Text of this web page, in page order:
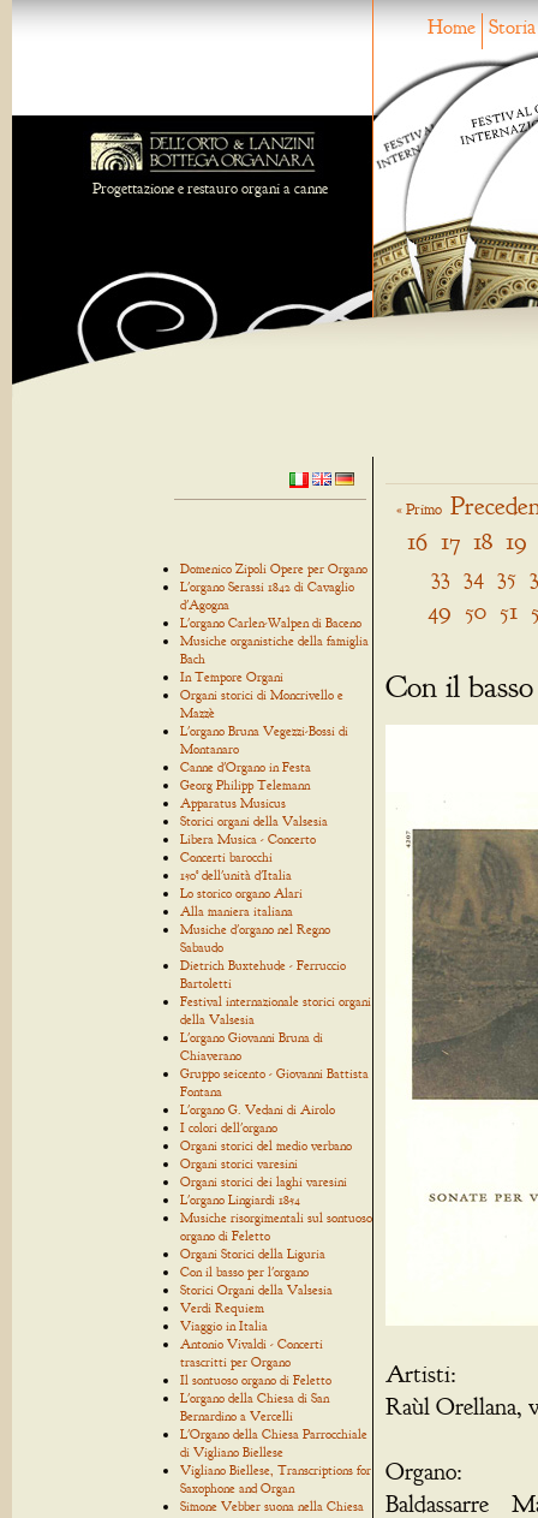
Home Storia
Progettazione e restauro organi a canne
Domenico Zipoli Opere per Organo
L'organo Serassi 1842 di Cavaglio
d'Agogna
L'organo Carlen-Walpen di Baceno
Musiche organistiche della famiglia
Bach
In Tempore Organi
Organi storici di Moncrivello e
Mazzè
L'organo Bruna Vegezzi-Bossi di
Montanaro
Canne d'Organo in Festa
Georg Philipp Telemann
Apparatus Musicus
Storici organi della Valsesia
Libera Musica - Concerto
Concerti barocchi
150° dell'unità d'Italia
Lo storico organo Alari
Alla maniera italiana
Musiche d'organo nel Regno
Sabaudo
Dietrich Buxtehude - Ferruccio
Bartoletti
Festival internazionale storici organi
della Valsesia
L'organo Giovanni Bruna di
Chiaverano
Gruppo seicento - Giovanni Battista
Fontana
L'organo G. Vedani di Airolo
I colori dell'organo
Organi storici del medio verbano
Organi storici varesini
Organi storici dei laghi varesini
L'organo Lingiardi 1854
Musiche risorgimentali sul sontuoso
organo di Feletto
Organi Storici della Liguria
Con il basso per l'organo
Storici Organi della Valsesia
Verdi Requiem
Viaggio in Italia
Antonio Vivaldi - Concerti
trascritti per Organo
Il sontuoso organo di Feletto
L'organo della Chiesa di San
Bernardino a Vercelli
L'Organo della Chiesa Parrocchiale
di Vigliano Biellese
Vigliano Biellese, Transcriptions for
Saxophone and Organ
Simone Vebber suona nella Chiesa
« Primo
16 17 18 19
33 34 35
49 50 51
Con il
Artisti:
Raùl Orellana,
Organo:
Baldassarre